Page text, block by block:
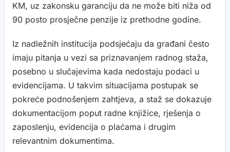
KM, uz zakonsku garanciju da ne može biti niža od
90 posto prosječne penzije iz prethodne godine.
Iz nadležnih institucija podsjećaju da građani često
imaju pitanja u vezi sa priznavanjem radnog staža,
posebno u slučajevima kada nedostaju podaci u
evidencijama. U takvim situacijama postupak se
pokreće podnošenjem zahtjeva, a staž se dokazuje
dokumentacijom poput radne knjižice, rješenja o
zaposlenju, evidencija o plaćama i drugim
relevantnim dokumentima.